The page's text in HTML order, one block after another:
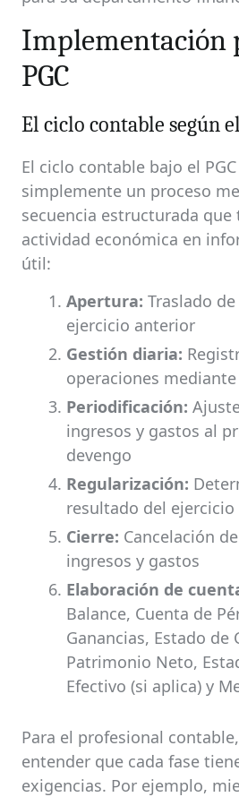
Implementación
PGC
El ciclo contable según el
El ciclo contable bajo el
simplemente un proceso
secuencia estructurada que
actividad económica en
útil:
Apertura: Traslado
ejercicio anterior
Gestión diaria:
operaciones
Periodificación:
ingresos y gastos al
devengo
Regularización:
resultado del ejercicio
Cierre: Cancelación
ingresos y gastos
Elaboración de
Balance, Cuenta de
Ganancias, Estado de
Patrimonio Neto,
Efectivo (si aplica) y
Para el profesional
entender que cada fase
exigencias. Por ejemplo,